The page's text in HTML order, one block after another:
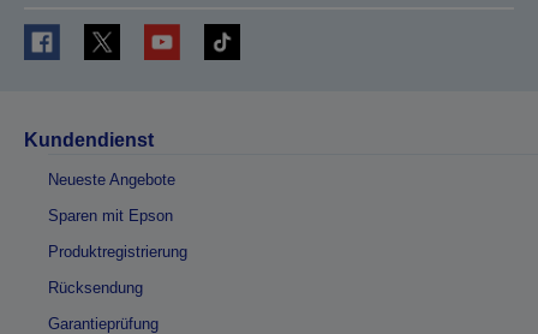
Kundendienst
Neueste Angebote
Sparen mit Epson
Produktregistrierung
Rücksendung
Garantieprüfung